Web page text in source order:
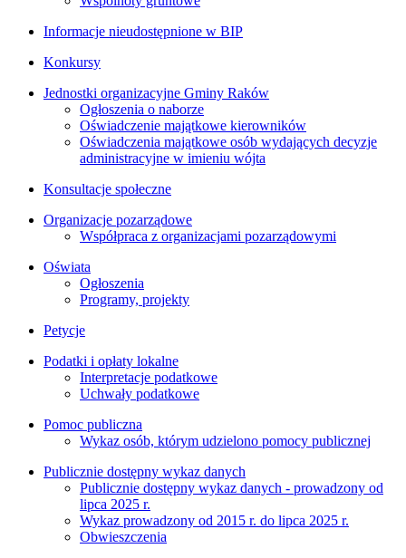
Informacje nieudostępnione w BIP
Konkursy
Jednostki organizacyjne Gminy Raków
Ogłoszenia o naborze
Oświadczenie majątkowe kierowników
Oświadczenia majątkowe osób wydających decyzje
administracyjne w imieniu wójta
Konsultacje społeczne
Organizacje pozarządowe
Współpraca z organizacjami pozarządowymi
Oświata
Ogłoszenia
Programy, projekty
Petycje
Podatki i opłaty lokalne
Interpretacje podatkowe
Uchwały podatkowe
Pomoc publiczna
Wykaz osób, którym udzielono pomocy publicznej
Publicznie dostępny wykaz danych
Publicznie dostępny wykaz danych - prowadzony od
lipca 2025 r.
Wykaz prowadzony od 2015 r. do lipca 2025 r.
Obwieszczenia